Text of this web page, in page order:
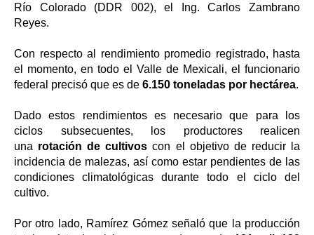
Río Colorado (DDR 002), el Ing. Carlos Zambrano
Reyes.
Con respecto al rendimiento promedio registrado, hasta
el momento, en todo el Valle de Mexicali, el funcionario
federal precisó que es de 6.150 toneladas por hectárea.
Dado estos rendimientos es necesario que para los
ciclos subsecuentes, los productores realicen
una rotación de cultivos con el objetivo de reducir la
incidencia de malezas, así como estar pendientes de las
condiciones climatológicas durante todo el ciclo del
cultivo.
Por otro lado, Ramírez Gómez señaló que la producción